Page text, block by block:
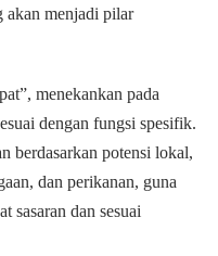
akan menjadi pilar
menekankan pada
dengan fungsi spesifik.
berdasarkan potensi lokal,
dan perikanan, guna
sasaran dan sesuai